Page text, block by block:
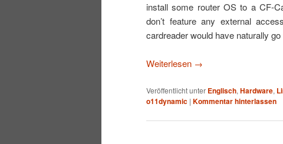
install some router OS to a CF-
don’t feature any external
cardreader would have naturally
Weiterlesen →
Veröffentlicht unter Englisch, Hardware,
o11dynamic | Kommentar hinterlassen